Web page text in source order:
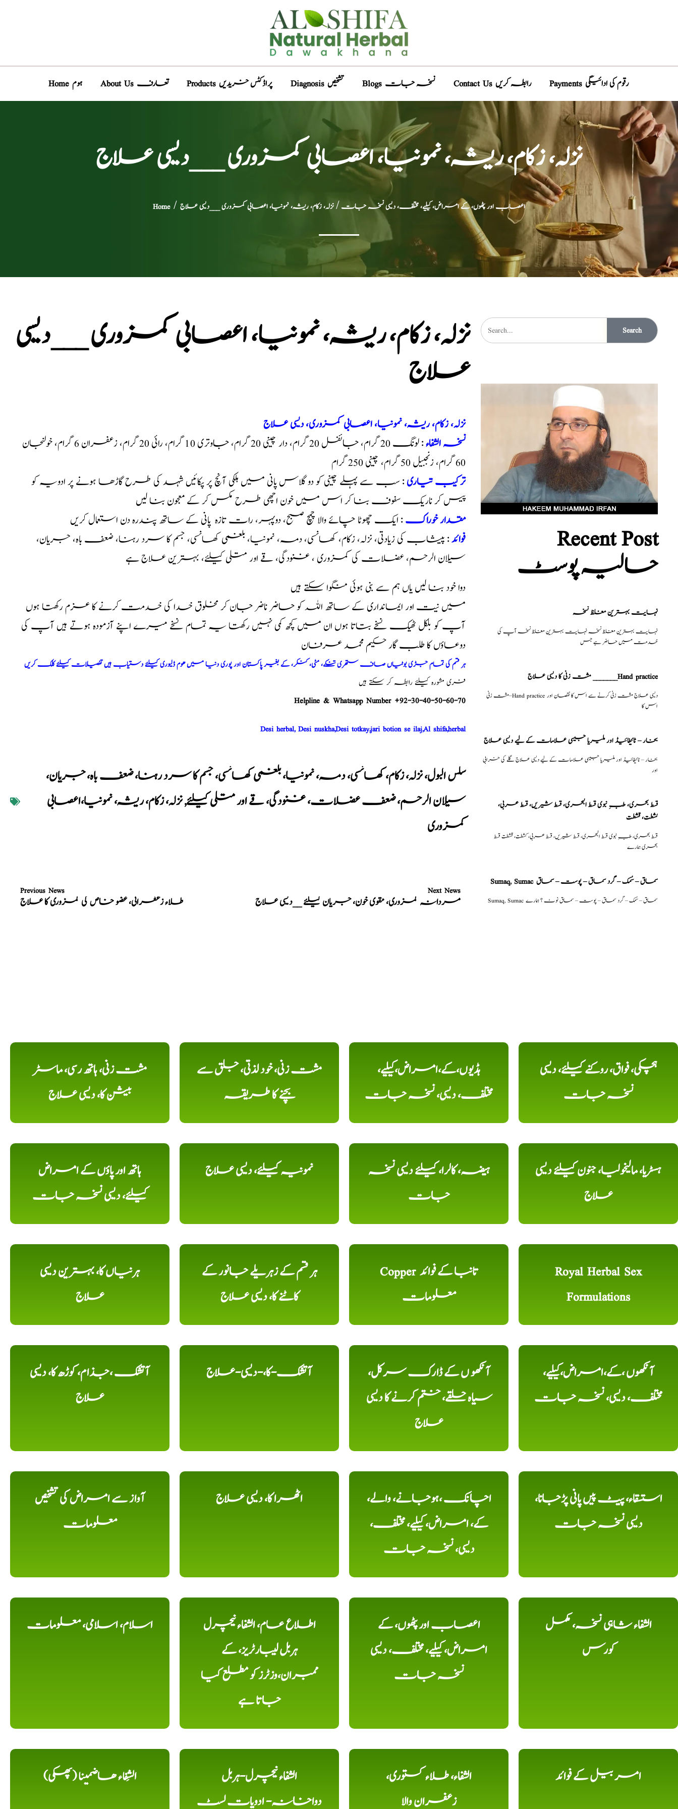
Home ہوم About Us تعارف Products پراڈکٹس خریدیں Diagnosis تشخیص Blogs نسخہ جات Contact Us رابطہ کریں Payments رقوم کی ادائیگی
نزلہ، زکام، ریشہ، نمونیا، اعصابی کمزوری ___دیسی علاج
Home/ اعصاب اور پٹھوں، کے امراض، کیلیے، مختلف، دیسی نسخہ جات / نزلہ، زکام، ریشہ، نمونیا، اعصابی کمزوری ___دیسی علاج
نزلہ، زکام، ریشہ، نمونیا، اعصابی کمزوری ___دیسی
علاج
نزلہ، زکام، ریشہ، نمونیا، اعصابی کمزوری، دیسی علاج
نسخہ الشفاء
: لونگ 20 گرام، جائفل 20 گرام، دار چینی 20 گرام، جاوتری 10 گرام، رائی 20 گرام، زعفران 6 گرام، خولنجان
60 گرام، زنجبیل 50 گرام، چینی 250 گرام
ترکیب تیاری: سب سے پہلے چینی کو دو گلاس پانی میں ہلکی آنچ پر پکائیں شہد کی طرح گاڑھا ہونے پر ادویہ کو
پیس کر ناریک سفوف بنا کر اس میں خون اچھی طرح مکس کر کے معجون بنا لیں
مقدار خوراک: ایک چھوٹا چائے والا چمچ صبح، دوپہر، رات تازہ پانی کے ساتھ پندرہ دن استعمال کریں
فوائد: پیشاب کی زیادتی، نزلہ، زکام، کھانسی، دمہ، نمونیا، بلغمی کھانسی، جسم کا سرد رہنا، ضعف باہ، جریان،
سیلان الرحم، عضلات کی کمزوری ، غنودگی، قے اور متلی کیلئے، بہترین علاج ہے
دوا خود بنا لیں یاں ہم سے بنی ہوئی منگوا سکتے ہیں
میں نیت اور ایمانداری کے ساتھ اللہ کو حاضر ناضر جان کر مخلوق خدا کی خدمت کرنے کا عزم رکھتا ہوں
آپ کو بلکل ٹھیک نسخے بتاتا ہوں ان میں کچھ کمی نہیں رکھتا یہ تمام نسخے میرے اپنے آزمودہ ہوتے ہیں آپ کی
دوعاؤں کا طلب گار حکیم محمد عرفان
ہر قسم کی تمام جڑی بوٹیاں صاف ستھری تنکے، مٹی، کنکر، کے بغیر پاکستان اور پوری دنیا میں ھوم ڈلیوری کیلئے دستیاب ہیں تفصیلات کیلئے کلک کریں
فری مشورہ کیلئے رابطہ کر سکتے ہیں
Helpline & Whatsapp Number +92-30-40-50-60-70
Desi herbal, Desi nuskha,Desi totkay,jari botion se ilaj,Al shifa,herbal
سلس البول، نزلہ، زکام، کھانسی، دمہ، نمونیا، بلغمی کھانسی، جسم کا سرد رہنا، ضعف باہ، جریان،
سیلان الرحم، ضعف عضلات، غنودگی، قے اور متلی کیلئے,نزلہ، زکام، ریشہ، نمونیا،اعصابی
کمزوری
Previous News
طلاء زعفرانی، عضو خاص کی کمزوری کا علاج
Next News
مردانہ کمزوری، مقوی خون، جریان کیلئے __دیسی علاج
Search
Recent Post
حالیہ پوسٹ
نہایت بہترین مغلظ نسخہ
نہایت بہترین مغلظ نسخہ نہایت بہترین مغلظ نسخہ آپ کی
خدمت میں حاضر ہے جس
مشت زنی کا دیسی علاج _______Hand practice
مشت زنی–Hand practice دیسی علاج مشت زنی کرنے سے اس کا نقصان اور
اس کا
بخار – ٹائیفائیڈ اور ملیریا جیسی علامات کے لیے دیسی علاج
بخار – ٹائیفائیڈ اور ملیریا جیسی علامات کے لیے دیسی علاج گلے کی خرابی
اور
قسط بحری، طبِ نبوی قسط البحری، قسط شیریں، قسط عربی،
كشطت، قشطت
بحری ہمارے
Sumaq, Sumac سماق – سُمک – گرد سماق – پوست – سماق
Sumaq, Sumac سماق – سُمک – گرد سماق – پوست – سماق نوٹ ؟ ہمارے
مشت زنی، ہاتھ رسی، ماسٹر
بیشن کا، دیسی علاج
مشت زنی، خود لذتی، جلق سے
بچنے کا طریقہ
ہڈیوں،کے،امراض،کیلیے،
مختلف، دیسی، نسخہ جات
ہچکی، فواق، روکنے کیلئے، دیسی
نسخہ جات
ہاتھ اور پاؤں کے امراض
کیلئے، دیسی نسخہ جات
نمونیہ کیلئے، دیسی علاج
ہیضہ، کالرا، کیلئے دیسی نسخہ
جات
ہسٹریا، مالیخولیا، جنون کیلئے دیسی
علاج
ہرنیاں کا، بہترین دیسی
علاج
ہر قسم کے زہریلے جانور کے
کاٹنے کا، دیسی علاج
Copper تانبا کے فوائد
معلومات
Royal Herbal Sex
Formulations
آتشک ،جذام، کوڑھ کا، دیسی
علاج
آتشک-کا،-دیسی-علاج
آنکھو ں کے ڈارک سرکل،
سیاہ حلقے، ختم کرنے کا دیسی
علاج
آنکھوں ،کے،امراض،کیلیے،
مختلف، دیسی، نسخہ جات
آواز سے امراض کی تشخیص
معلومات
اٹھرا کا، دیسی علاج
اچانک ،ہوجانے، والے،
کے، امراض، کیلیے، مختلف،
دیسی، نسخہ جات
استسقاء، پیٹ پیں پانی پڑجانا،
دیسی نسخہ جات
اسلام، اسلامی، معلومات
اطلاع عام، الشفاء نیچرل
ہربل لیبارٹریز، کے
ممبران،وزٹرز کو مطلع کیا
جاتا ہے
اعصاب اور پٹھوں، کے
امراض، کیلیے، مختلف، دیسی
نسخہ جات
الشفاء شاہی نسخہ، مکمل
کورس
الشِفاء ھاضمینا (پھکی)
الشفاء نیچرل-ہربل
دواخانہ- ادویات لسٹ
الشفاء، طلاء کستوری،
زعفران والا
امر بیل کے فوائد